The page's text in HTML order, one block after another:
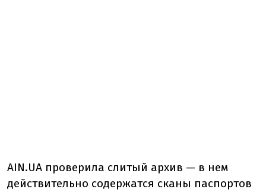
AIN.UA проверила слитый архив — в нем
действительно содержатся сканы паспортов